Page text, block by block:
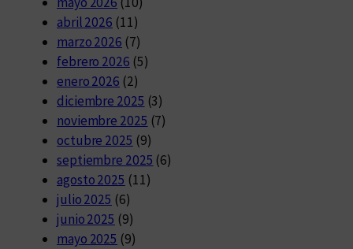
abril 2026 (11)
marzo 2026 (7)
febrero 2026 (5)
enero 2026 (2)
diciembre 2025 (3)
noviembre 2025 (7)
octubre 2025 (9)
septiembre 2025 (6)
agosto 2025 (11)
julio 2025 (6)
junio 2025 (9)
mayo 2025 (9)